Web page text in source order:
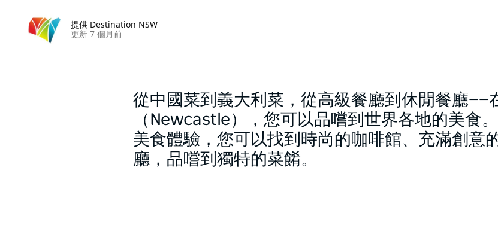
提供 Destination NSW
更新 7 個月前
從中國菜到義大利菜，從高級餐廳到休閒餐廳——
（Newcastle），您可以品嚐到世界各地的美食
美食體驗，您可以找到時尚的咖啡館、充滿創意
廳，品嚐到獨特的菜餚。